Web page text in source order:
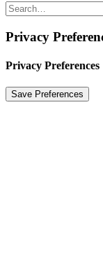
Privacy
Privacy Preferences